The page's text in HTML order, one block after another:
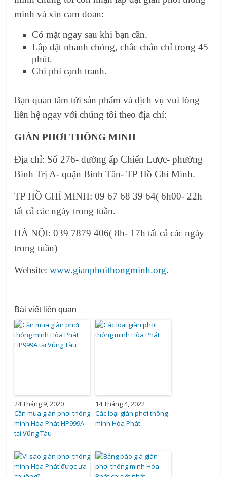
minh và xin cam đoan:
Có mặt ngay sau khi bạn cần.
Lắp đặt nhanh chóng, chắc chắn chỉ trong 45
phút.
Chi phí cạnh tranh.
Bạn quan tâm tới sản phẩm và dịch vụ vui lòng
liên hệ ngay với chúng tôi theo địa chỉ:
GIÀN PHƠI THÔNG MINH
Địa chỉ: Số 276- đường ấp Chiến Lược- phường
Bình Trị A- quận Bình Tân- TP Hồ Chí Minh.
TP HỒ CHÍ MINH: 09 67 68 39 64( 6h00- 22h
tất cả các ngày trong tuần.
HÀ NỘI: 039 7879 406( 8h- 17h tất cả các ngày
trong tuần)
Website:www.gianphoithongminh.org.
Bài viết liên quan
24 Tháng 9, 2020
Cần mua giàn phơi thông
minh Hòa Phát HP999A
tại Vũng Tàu
14 Tháng 4, 2022
Các loại giàn phơi thông
minh Hòa Phát